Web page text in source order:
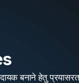
बनाने हेतु